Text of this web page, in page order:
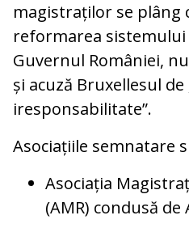
magistraților se plâng
reformarea sistemului
Guvernul României,
și acuză Bruxellesul de
iresponsabilitate”.
Asociațiile semnatare
Asociația
(AMR) condusă de